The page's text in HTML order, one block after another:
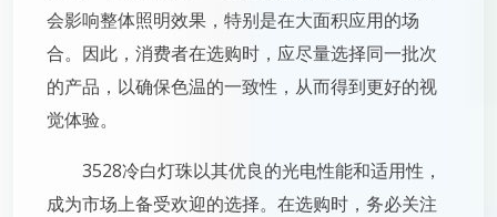
会影响整体照明效果，特别是在大面积应用的场
合。因此，消费者在选购时，应尽量选择同一批次
的产品，以确保色温的一致性，从而得到更好的视
觉体验。
3528冷白灯珠以其优良的光电性能和适用性，
成为市场上备受欢迎的选择。在选购时，务必关注